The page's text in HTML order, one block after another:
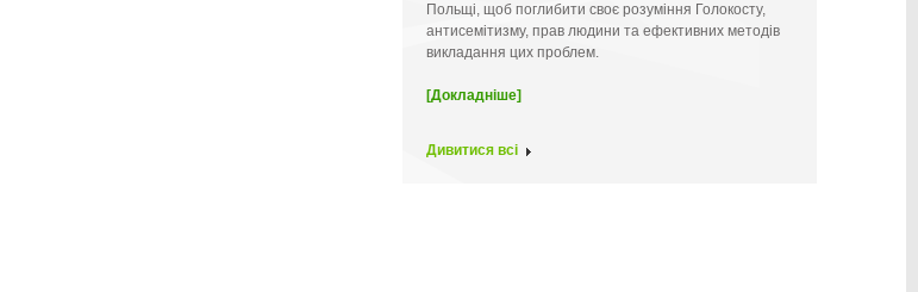
Польщі, щоб поглибити своє розуміння Голокосту,
антисемітизму, прав людини та ефективних методів
викладання цих проблем.
[Докладніше]
Дивитися всі